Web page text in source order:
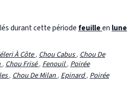
durant cette période feuilleen lune
À Côte, Chou Cabus, Chou De
, Chou Frisé, Fenouil, Poirée
, Chou De Milan, Epinard, Poirée